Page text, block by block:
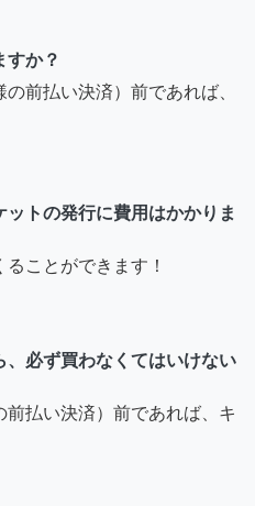
すか？
前払い決済）前であれば、
トの発行に費用はかかりま
ことができます！
必ず買わなくてはいけない
払い決済）前であれば、キ